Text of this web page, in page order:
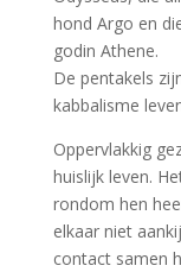
hond Argo en
godin Athene.
De pentakels
kabbalisme
Oppervlakkig
huislijk leven.
rondom hen
elkaar niet
contact samen